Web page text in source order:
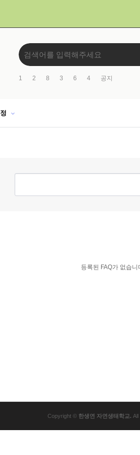
1 2 8 3 6 4 공지
등록된 FAQ가 없습니
Copyright © 한생연 자연생태학교. All